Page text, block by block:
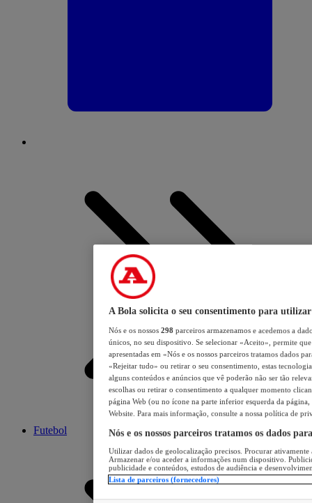
Futebol
A Bola solicita o seu consentimento para utilizar
Nós e os nossos 298 parceiros armazenamos e acedemos a
únicos, no seu dispositivo. Se selecionar «Aceito», permite
apresentadas em «Nós e os nossos parceiros tratamos dados
«Rejeitar tudo» ou retirar o seu consentimento, estas
alguns conteúdos e anúncios que vê poderão não ser tão
escolhas ou retirar o consentimento a qualquer momento
página Web (ou no ícone na parte inferior esquerda da página,
Website. Para mais informação, consulte a nossa política de
Nós e os nossos parceiros tratamos os dados
Utilizar dados de geolocalização precisos. Procurar
Armazenar e/ou aceder a informações num dispositivo.
publicidade e conteúdos, estudos de audiência e
Lista de parceiros (fornecedores)